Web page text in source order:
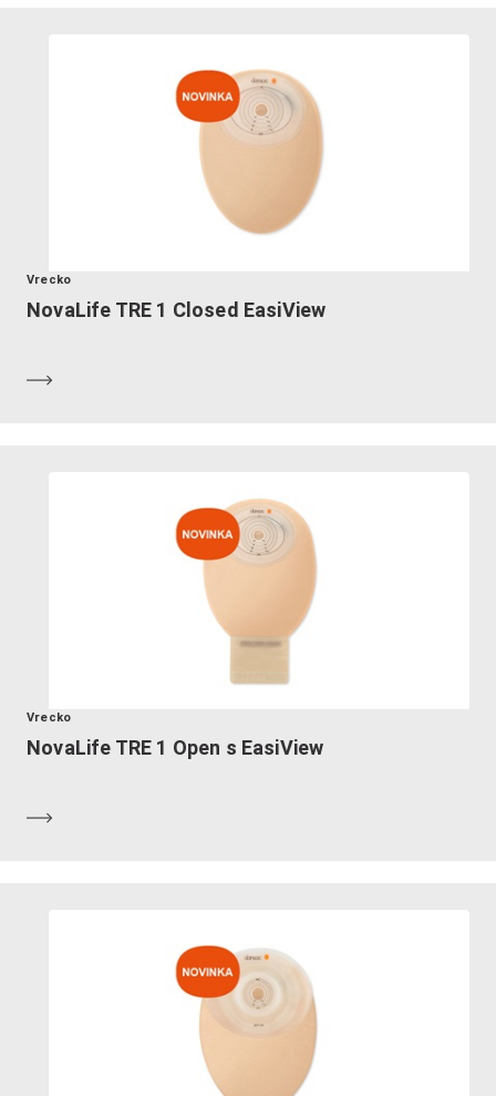
Vrecko
NovaLife TRE 1 Closed EasiView
Vrecko
NovaLife TRE 1 Open s EasiView